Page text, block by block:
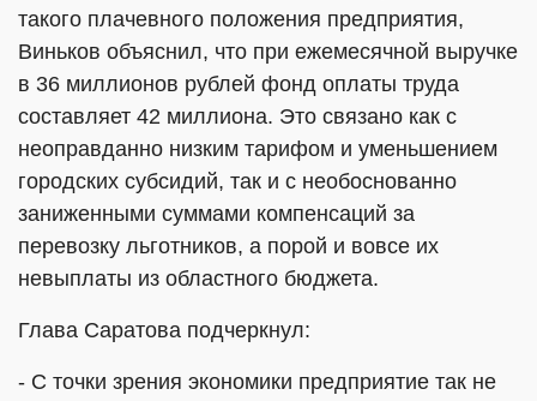
такого плачевного положения предприятия,
Виньков объяснил, что при ежемесячной выручке
в 36 миллионов рублей фонд оплаты труда
составляет 42 миллиона. Это связано как с
неоправданно низким тарифом и уменьшением
городских субсидий, так и с необоснованно
заниженными суммами компенсаций за
перевозку льготников, а порой и вовсе их
невыплаты из областного бюджета.
Глава Саратова подчеркнул:
- С точки зрения экономики предприятие так не